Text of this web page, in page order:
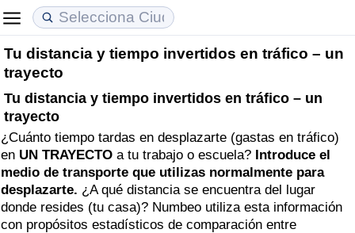
Tu distancia y tiempo invertidos en tráfico – un
trayecto
Tu distancia y tiempo invertidos en tráfico – un
trayecto
¿Cuánto tiempo tardas en desplazarte (gastas en tráfico)
en UN TRAYECTO a tu trabajo o escuela? Introduce el
medio de transporte que utilizas normalmente para
desplazarte. ¿A qué distancia se encuentra del lugar
donde resides (tu casa)? Numbeo utiliza esta información
con propósitos estadísticos de comparación entre
Coste de vida
Índice de Costo de Vida (Actual)
Índice de Costo de Vida
Índice de costo de vida por país
en aqaba
Precios de las propiedades
Índice de Precios de Inmuebles (Actual)
Índice de Precios de Inmuebles
Índice de Precios de Inmuebles por País
Calidad de Vida
Índice de Calidad de Vida
Índice de Calidad de Vida (Actual)
Índice de calidad de vida por país
Delincuencia